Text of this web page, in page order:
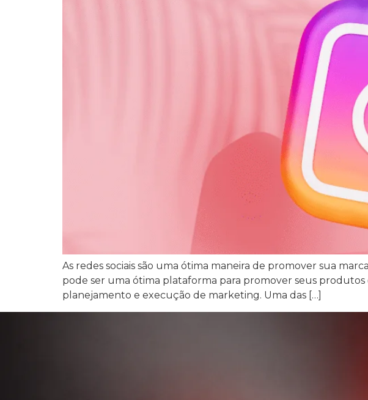
As redes sociais são uma ótima maneira de promover sua
pode ser uma ótima plataforma para promover seus
planejamento e execução de marketing. Uma das […]